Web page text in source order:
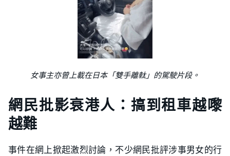
女事主亦曾上載在日本「雙手離軚」的駕駛片段。
網民批影衰港人：搞到租車越嚟
越難
事件在網上掀起激烈討論，不少網民批評涉事男女的行